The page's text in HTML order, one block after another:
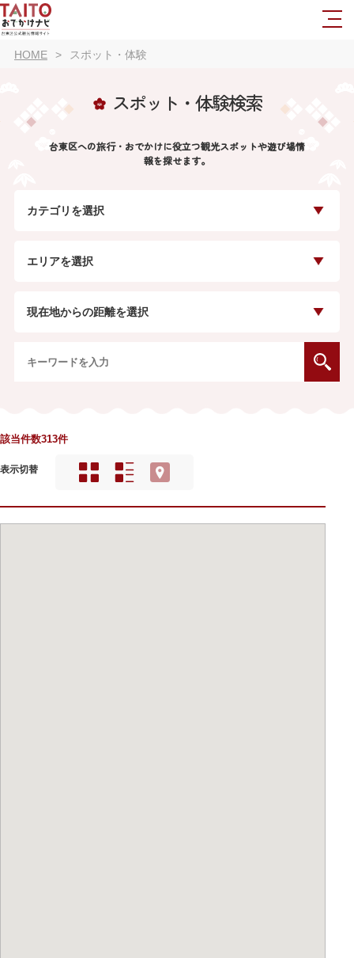
HOME スポット・体験
スポット・体験検索
台東区への旅行・おでかけに役立つ観光スポットや遊び場情
報を探せます。
カテゴリを選択
エリアを選択
現在地からの距離を選択
該当件数313件
表示切替